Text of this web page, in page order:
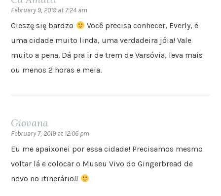
February 9, 2019 at 7:24 am
Cieszę się bardzo
Você precisa conhecer, Everly, é
uma cidade muito linda, uma verdadeira jóia! Vale
muito a pena. Dá pra ir de trem de Varsóvia, leva mais
ou menos 2 horas e meia.
Giovana
February 7, 2019 at 12:06 pm
Eu me apaixonei por essa cidade! Precisamos mesmo
voltar lá e colocar o Museu Vivo do Gingerbread de
novo no itinerário!!